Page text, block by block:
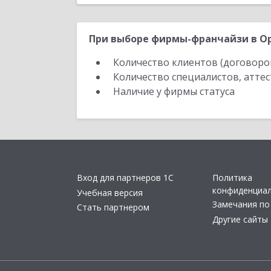
При выборе фирмы-франчайзи в
Количество клиентов
Количество специалистов,
Наличие у фирмы статуса
Вход для партнеров 1С
Учебная версия
Стать партнером
Политика
Замечания по
Другие сайты